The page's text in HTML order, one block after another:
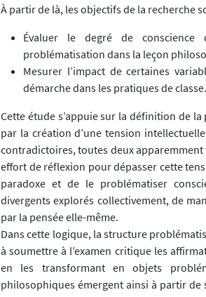
À partir de là, les objectifs de la recherche
Évaluer le degré de conscience
problématisation dans la leçon
Mesurer l’impact de certaines
démarche dans les pratiques de classe.
Cette étude s’appuie sur la définition de
par la création d’une tension
contradictoires, toutes deux
effort de réflexion pour dépasser cette
paradoxe et de le problématiser
divergents explorés collectivement, de
par la pensée elle-même.
Dans cette logique, la structure
à soumettre à l’examen critique les
en les transformant en objets
philosophiques émergent ainsi à partir